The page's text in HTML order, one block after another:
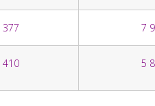
377 7
410 5